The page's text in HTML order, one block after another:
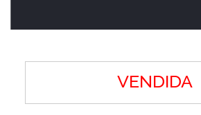
VENDIDA